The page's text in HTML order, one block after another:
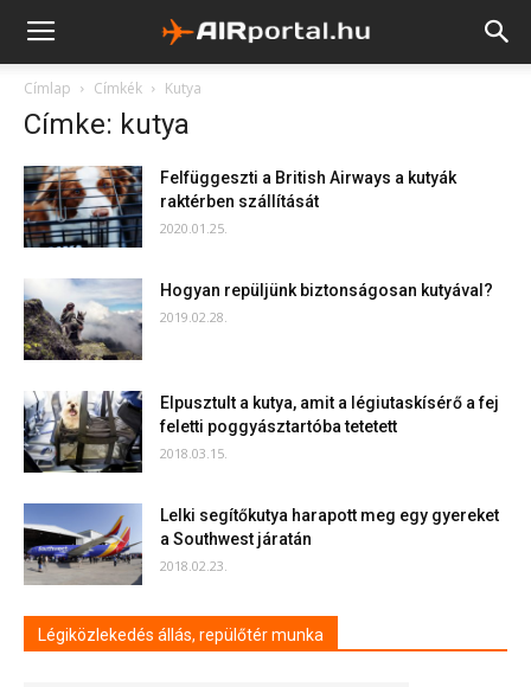
Címlap Címkék Kutya
Címke: kutya
Felfüggeszti a British Airways a kutyák
raktérben szállítását
2020.01.25.
Hogyan repüljünk biztonságosan kutyával?
2019.02.28.
Elpusztult a kutya, amit a légiutaskísérő a fej
feletti poggyásztartóba tetetett
2018.03.15.
Lelki segítőkutya harapott meg egy gyereket
a Southwest járatán
2018.02.23.
Légiközlekedés állás, repülőtér munka